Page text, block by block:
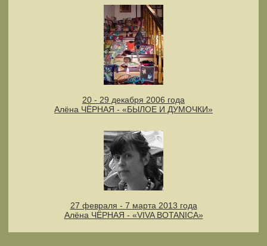
20 - 29 декабря 2006 года
Алёна ЧЁРНАЯ - «БЫЛОЕ И ДУМОЧКИ»
27 февраля - 7 марта 2013 года
Алёна ЧЁРНАЯ - «VIVA BOTANICA»